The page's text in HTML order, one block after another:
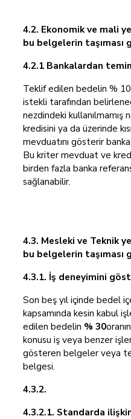
4.2. Ekonomik ve mali
bu belgelerin taşıması
4.2.1 Bankalardan
Teklif edilen bedelin %
istekli tarafından
nezdindeki kullanılmamış
kredisini ya da üzerinde
mevduatını gösterir
Bu kriter mevduat ve
birden fazla banka
sağlanabilir.
4.3. Mesleki ve Teknik
bu belgelerin taşıması
4.3.1. İş deneyimini
Son beş yıl içinde bedel
kapsamında kesin kabul
edilen bedelin % 30
konusu iş veya benzer
gösteren belgeler veya
belgesi.
4.3.2.
4.3.2.1. Standarda